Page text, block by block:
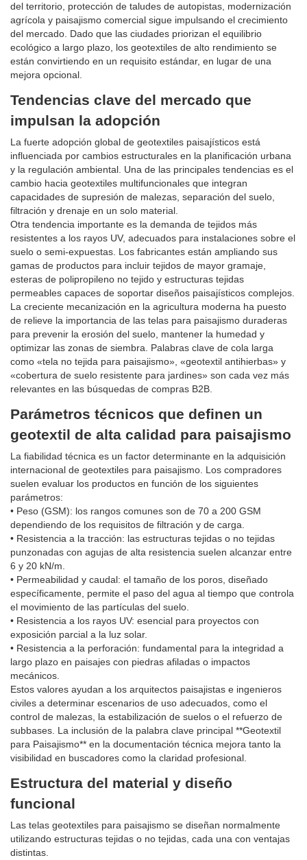
del territorio, protección de taludes de autopistas, modernización
agrícola y paisajismo comercial sigue impulsando el crecimiento
del mercado. Dado que las ciudades priorizan el equilibrio
ecológico a largo plazo, los geotextiles de alto rendimiento se
están convirtiendo en un requisito estándar, en lugar de una
mejora opcional.
Tendencias clave del mercado que
impulsan la adopción
La fuerte adopción global de geotextiles paisajísticos está
influenciada por cambios estructurales en la planificación urbana
y la regulación ambiental. Una de las principales tendencias es el
cambio hacia geotextiles multifuncionales que integran
capacidades de supresión de malezas, separación del suelo,
filtración y drenaje en un solo material.
Otra tendencia importante es la demanda de tejidos más
resistentes a los rayos UV, adecuados para instalaciones sobre el
suelo o semi-expuestas. Los fabricantes están ampliando sus
gamas de productos para incluir tejidos de mayor gramaje,
esteras de polipropileno no tejido y estructuras tejidas
permeables capaces de soportar diseños paisajísticos complejos.
La creciente mecanización en la agricultura moderna ha puesto
de relieve la importancia de las telas para paisajismo duraderas
para prevenir la erosión del suelo, mantener la humedad y
optimizar las zonas de siembra. Palabras clave de cola larga
como «tela no tejida para paisajismo», «geotextil antihierbas» y
«cobertura de suelo resistente para jardines» son cada vez más
relevantes en las búsquedas de compras B2B.
Parámetros técnicos que definen un
geotextil de alta calidad para paisajismo
La fiabilidad técnica es un factor determinante en la adquisición
internacional de geotextiles para paisajismo. Los compradores
suelen evaluar los productos en función de los siguientes
parámetros:
• Peso (GSM): los rangos comunes son de 70 a 200 GSM
dependiendo de los requisitos de filtración y de carga.
• Resistencia a la tracción: las estructuras tejidas o no tejidas
punzonadas con agujas de alta resistencia suelen alcanzar entre
6 y 20 kN/m.
• Permeabilidad y caudal: el tamaño de los poros, diseñado
específicamente, permite el paso del agua al tiempo que controla
el movimiento de las partículas del suelo.
• Resistencia a los rayos UV: esencial para proyectos con
exposición parcial a la luz solar.
• Resistencia a la perforación: fundamental para la integridad a
largo plazo en paisajes con piedras afiladas o impactos
mecánicos.
Estos valores ayudan a los arquitectos paisajistas e ingenieros
civiles a determinar escenarios de uso adecuados, como el
control de malezas, la estabilización de suelos o el refuerzo de
subbases. La inclusión de la palabra clave principal **Geotextil
para Paisajismo** en la documentación técnica mejora tanto la
visibilidad en buscadores como la claridad profesional.
Estructura del material y diseño
funcional
Las telas geotextiles para paisajismo se diseñan normalmente
utilizando estructuras tejidas o no tejidas, cada una con ventajas
distintas.